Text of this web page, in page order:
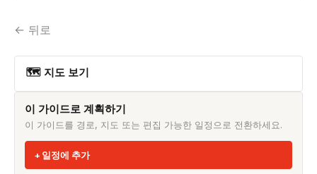
← 뒤로
🗺 지도 보기
이 가이드로 계획하기
이 가이드를 경로, 지도 또는 편집 가능한 일정으로 전환하세요.
일정에 추가